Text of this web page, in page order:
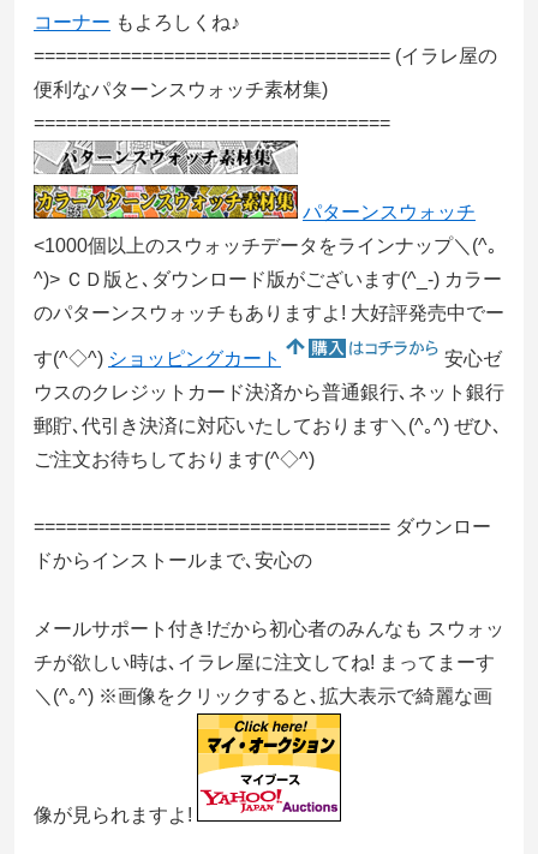
コーナー もよろしくね♪
================================= (イラレ屋の
便利なパターンスウォッチ素材集)
=================================
パターンスウォッチ
<1000個以上のスウォッチデータをラインナップ＼(^｡
^)> ＣＤ版と､ダウンロード版がございます(^_-) カラー
のパターンスウォッチもありますよ! 大好評発売中でー
す(^◇^) ショッピングカート
安心ゼ
ウスのクレジットカード決済から普通銀行､ネット銀行
郵貯､代引き決済に対応いたしております＼(^｡^) ぜひ､
ご注文お待ちしております(^◇^)
================================= ダウンロー
ドからインストールまで､安心の
メールサポート付き!だから初心者のみんなも スウォッ
チが欲しい時は､イラレ屋に注文してね! まってまーす
＼(^｡^) ※画像をクリックすると､拡大表示で綺麗な画
像が見られますよ!